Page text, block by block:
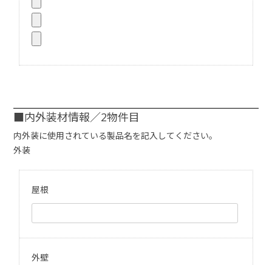
■内外装材情報／2物件目
内外装に使用されている製品名を記入してください。
外装
屋根
外壁